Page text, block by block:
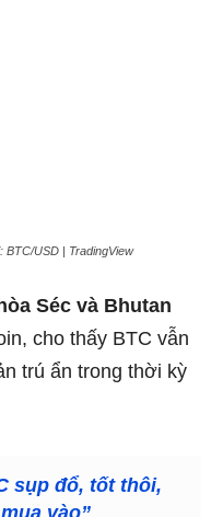
BTC/USD | TradingView
Séc và Bhutan
cho thấy BTC vẫn
trú ẩn trong thời kỳ
sụp đổ, tốt thôi,